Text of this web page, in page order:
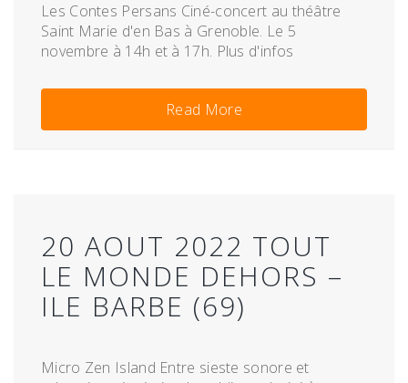
Les Contes Persans Ciné-concert au théâtre
Saint Marie d'en Bas à Grenoble. Le 5
novembre à 14h et à 17h. Plus d'infos
Read More
20 AOUT 2022 TOUT
LE MONDE DEHORS –
ILE BARBE (69)
Micro Zen Island Entre sieste sonore et